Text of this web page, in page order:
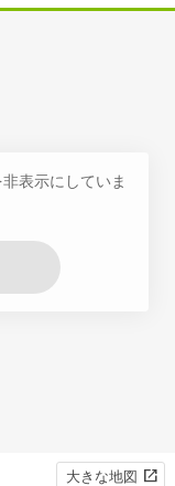
表示にしていま
大きな地図